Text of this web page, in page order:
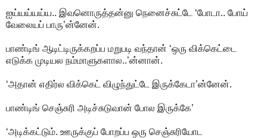
ஐய்யய்யய்ய.. இவனொருத்தன்னு நெனைச்சுட்டே ‘போடா.. போய்
வேலையப் பாரு’ன்னேன்.
பாண்டிங் ஆடிட்டிருக்கறப்ப மறுபடி வந்தான் ‘ஒரு விக்கெட்டை
எடுக்க முடியல நம்மாளுகளால..’ன்னான்.
‘அதான் எதிர்ல விக்கெட் விழுந்துட்டே இருக்கேடா’ன்னேன்.
பாண்டிங் செஞ்சுரி அடிச்சுடுவான் போல இருக்கே’
‘அடிக்கட்டும். ஊருக்குப் போறப்ப ஒரு செஞ்சுரியோட